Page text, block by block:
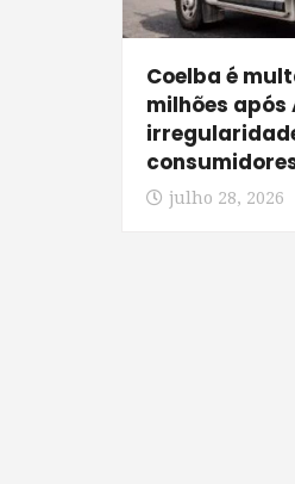
Coelba é
milhões após
julho 28, 2026